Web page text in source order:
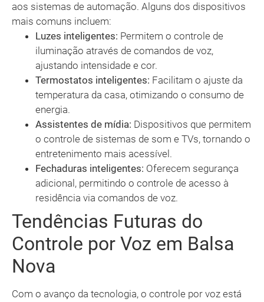
aos sistemas de automação. Alguns dos dispositivos
mais comuns incluem:
Luzes inteligentes: Permitem o controle de
iluminação através de comandos de voz,
ajustando intensidade e cor.
Termostatos inteligentes: Facilitam o ajuste da
temperatura da casa, otimizando o consumo de
energia.
Assistentes de mídia: Dispositivos que permitem
o controle de sistemas de som e TVs, tornando o
entretenimento mais acessível.
Fechaduras inteligentes: Oferecem segurança
adicional, permitindo o controle de acesso à
residência via comandos de voz.
Tendências Futuras do
Controle por Voz em Balsa
Nova
Com o avanço da tecnologia, o controle por voz está